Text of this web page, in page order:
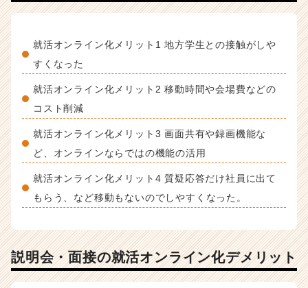
ウ
記
ベ
ン
チ
ャ
ー・
成
業
か
ら
就活オンライン化メリット1 地方学生との接触がしや
すくなった
就活オンライン化メリット2 移動時間や会場費などの
コスト削減
就活オンライン化メリット3 画面共有や録画機能な
ど、オンラインならではの機能の活用
就活オンライン化メリット4 質疑応答だけ社員に出て
もらう、など移動もないのでしやすくなった。
説明会・面接の就活オンライン化デメリット